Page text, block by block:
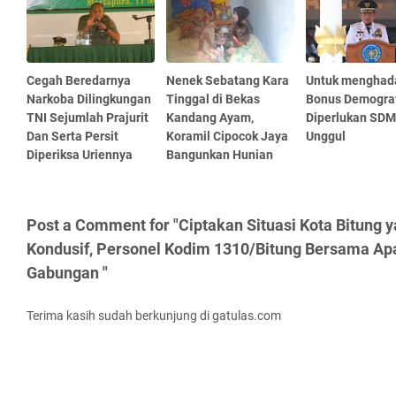
Cegah Beredarnya
Narkoba Dilingkungan
TNI Sejumlah Prajurit
Dan Serta Persit
Diperiksa Uriennya
Nenek Sebatang Kara
Tinggal di Bekas
Kandang Ayam,
Koramil Cipocok Jaya
Bangunkan Hunian
Untuk
Bonus
Diperlukan
Unggul
Post a Comment for "Ciptakan Situasi Kota Bitung
Kondusif, Personel Kodim 1310/Bitung Bersama
Gabungan "
Terima kasih sudah berkunjung di gatulas.com